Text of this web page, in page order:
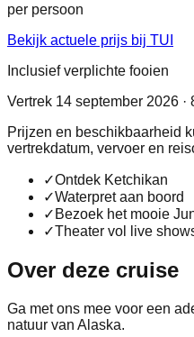
per persoon
Bekijk actuele prijs bij TUI
Inclusief verplichte fooien
Vertrek 14 september 2026 ·
Prijzen en beschikbaarheid
vertrekdatum, vervoer en
✓Ontdek Ketchikan
✓Waterpret aan boord
✓ Bezoek het mooie
✓Theater vol live
Over deze cruise
Ga met ons mee voor een
natuur van Alaska.